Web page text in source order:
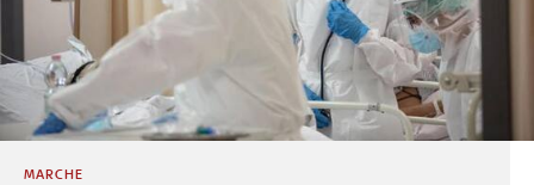
MARCHE